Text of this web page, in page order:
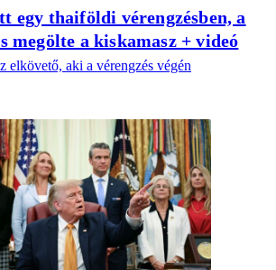
egy thaiföldi vérengzésben, a
megölte a kiskamasz + videó
elkövető, aki a vérengzés végén